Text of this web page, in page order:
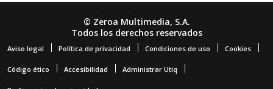
© Zeroa Multimedia, S.A.
Todos los derechos reservados
Aviso legal Política de privacidad Condiciones de uso Cookies
Código ético Accesibilidad Administrar Utiq